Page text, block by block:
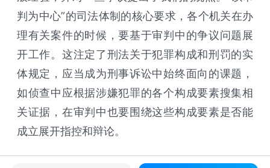
判为中心”的司法体制的核心要求，各个机关在办
理有关案件的时候，要基于审判中的争议问题展
开工作。这注定了刑法关于犯罪构成和刑罚的实
体规定，应当成为刑事诉讼中始终面向的课题，
如侦查中应根据涉嫌犯罪的各个构成要素搜集相
关证据，在审判中也要围绕这些构成要素是否能
成立展开指控和辩论。